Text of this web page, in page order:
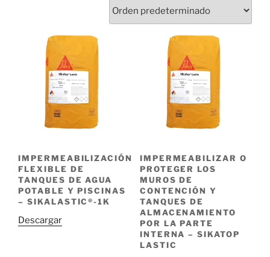
IMPERMEABILIZACIÓN
FLEXIBLE DE
TANQUES DE AGUA
POTABLE Y PISCINAS
– SIKALASTIC®-1K
Descargar
IMPERMEABILIZAR O
PROTEGER LOS
MUROS DE
CONTENCIÓN Y
TANQUES DE
ALMACENAMIENTO
POR LA PARTE
INTERNA – SIKATOP
LASTIC